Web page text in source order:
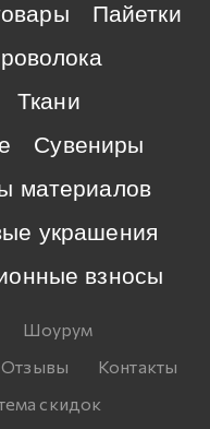
Пайетки
Ткани
Сувениры
материалов
украшения
взносы
Шоурум
Отзывы
Контакты
скидок